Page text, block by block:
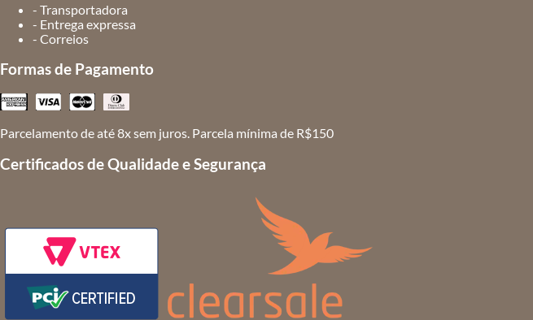
- Transportadora
- Entrega expressa
- Correios
Formas de Pagamento
Parcelamento de até 8x sem juros. Parcela mínima de R$150
Certificados de Qualidade e Segurança